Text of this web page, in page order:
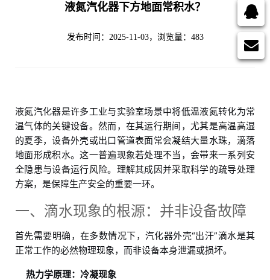
液氮汽化器下方地面常积水？
发布时间：2025-11-03，浏览量：483
液氮汽化器是许多工业与实验室场景中将低温液氮转化为常
温气体的关键设备。然而，在其运行期间，尤其是高温高湿
的夏季，设备外壳或出口管道表面常会凝结大量水珠，滴落
地面形成积水。这一普遍现象若处理不当，会带来一系列安
全隐患与设备运行风险。理解其成因并采取科学的疏导处理
方案，是保障生产安全的重要一环。
一、滴水现象的根源：并非设备故障
首先需要明确，在多数情况下，汽化器外壳“出汗”滴水是其
正常工作的必然物理现象，而非设备本身泄漏或损坏。
热力学原理：冷凝现象